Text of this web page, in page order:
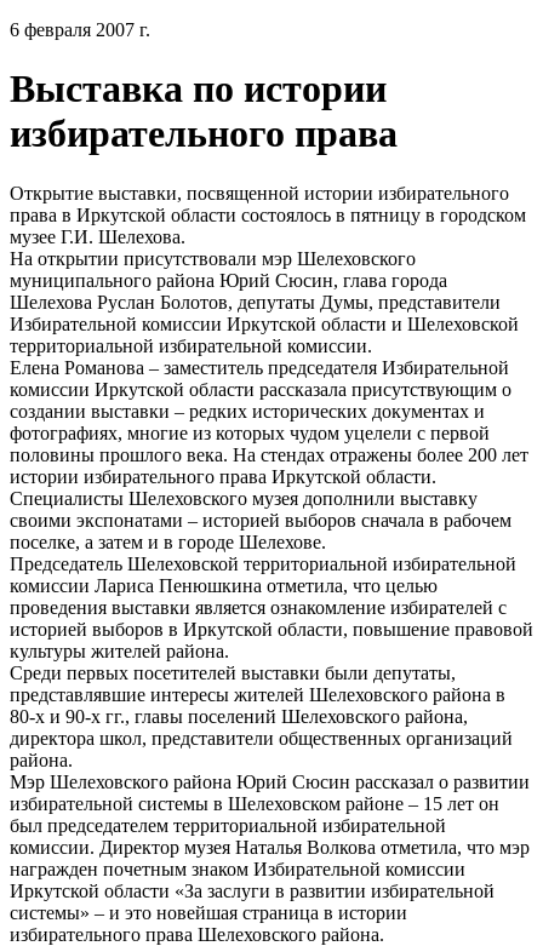
6 февраля 2007 г.
Выставка по истории
избирательного права
Открытие выставки, посвященной истории избирательного
права в Иркутской области состоялось в пятницу в городском
музее Г.И. Шелехова.
На открытии присутствовали мэр Шелеховского
муниципального района Юрий Сюсин, глава города
Шелехова Руслан Болотов, депутаты Думы, представители
Избирательной комиссии Иркутской области и Шелеховской
территориальной избирательной комиссии.
Елена Романова – заместитель председателя Избирательной
комиссии Иркутской области рассказала присутствующим о
создании выставки – редких исторических документах и
фотографиях, многие из которых чудом уцелели c первой
половины прошлого века. На стендах отражены более 200 лет
истории избирательного права Иркутской области.
Специалисты Шелеховского музея дополнили выставку
своими экспонатами – историей выборов сначала в рабочем
поселке, а затем и в городе Шелехове.
Председатель Шелеховской территориальной избирательной
комиссии Лариса Пенюшкина отметила, что целью
проведения выставки является ознакомление избирателей с
историей выборов в Иркутской области, повышение правовой
культуры жителей района.
Среди первых посетителей выставки были депутаты,
представлявшие интересы жителей Шелеховского района в
80-х и 90-х гг., главы поселений Шелеховского района,
директора школ, представители общественных организаций
района.
Мэр Шелеховского района Юрий Сюсин рассказал о развитии
избирательной системы в Шелеховском районе – 15 лет он
был председателем территориальной избирательной
комиссии. Директор музея Наталья Волкова отметила, что мэр
награжден почетным знаком Избирательной комиссии
Иркутской области «За заслуги в развитии избирательной
системы» – и это новейшая страница в истории
избирательного права Шелеховского района.